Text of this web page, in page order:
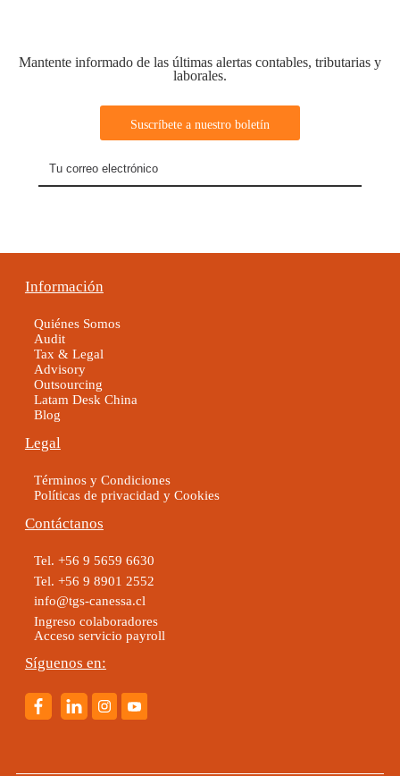
Mantente informado de las últimas alertas contables, tributarias y
laborales.
Información
Quiénes Somos
Audit
Tax & Legal
Advisory
Outsourcing
Latam Desk China
Blog
Legal
Términos y Condiciones
Políticas de privacidad y Cookies
Contáctanos
Tel. +56 9 5659 6630
Tel. +56 9 8901 2552
info@tgs-canessa.cl
Ingreso colaboradores
Acceso servicio payroll
Síguenos en: